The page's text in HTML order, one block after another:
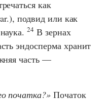
как
подвид или как
24 В зернах
эндосперма хранит
часть —
початка? Початок